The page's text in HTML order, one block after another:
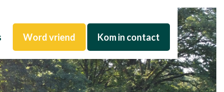
Word vriend Kom in contact